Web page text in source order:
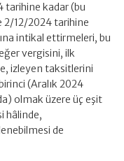
tarihine kadar (bu
2/12/2024 tarihine
intikal ettirmeleri, bu
vergisini, ilk
izleyen taksitlerini
(Aralık 2024
olmak üzere üç eşit
hâlinde,
de